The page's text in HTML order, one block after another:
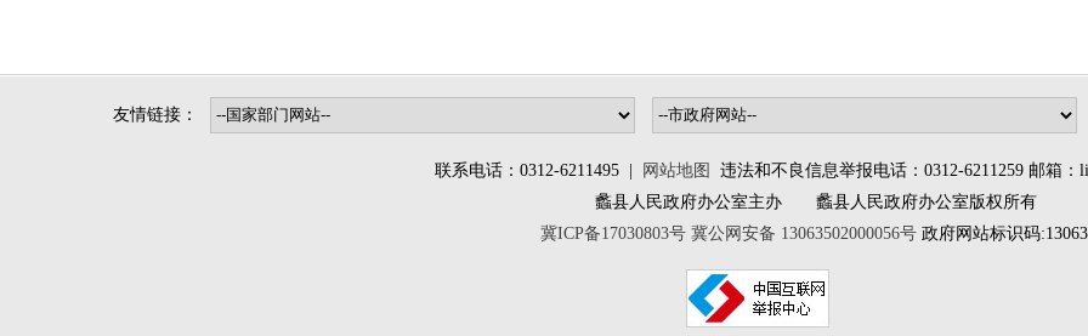
友情链接：
联系电话：0312-6211495 | 网站地图
违法和不良信息举报电话：0312-6211259 邮箱：
蠡县人民政府办公室主办 蠡县人民政府办公室版权所有
冀ICP备17030803号 冀公网安备 13063502000056号 政府网站标识码